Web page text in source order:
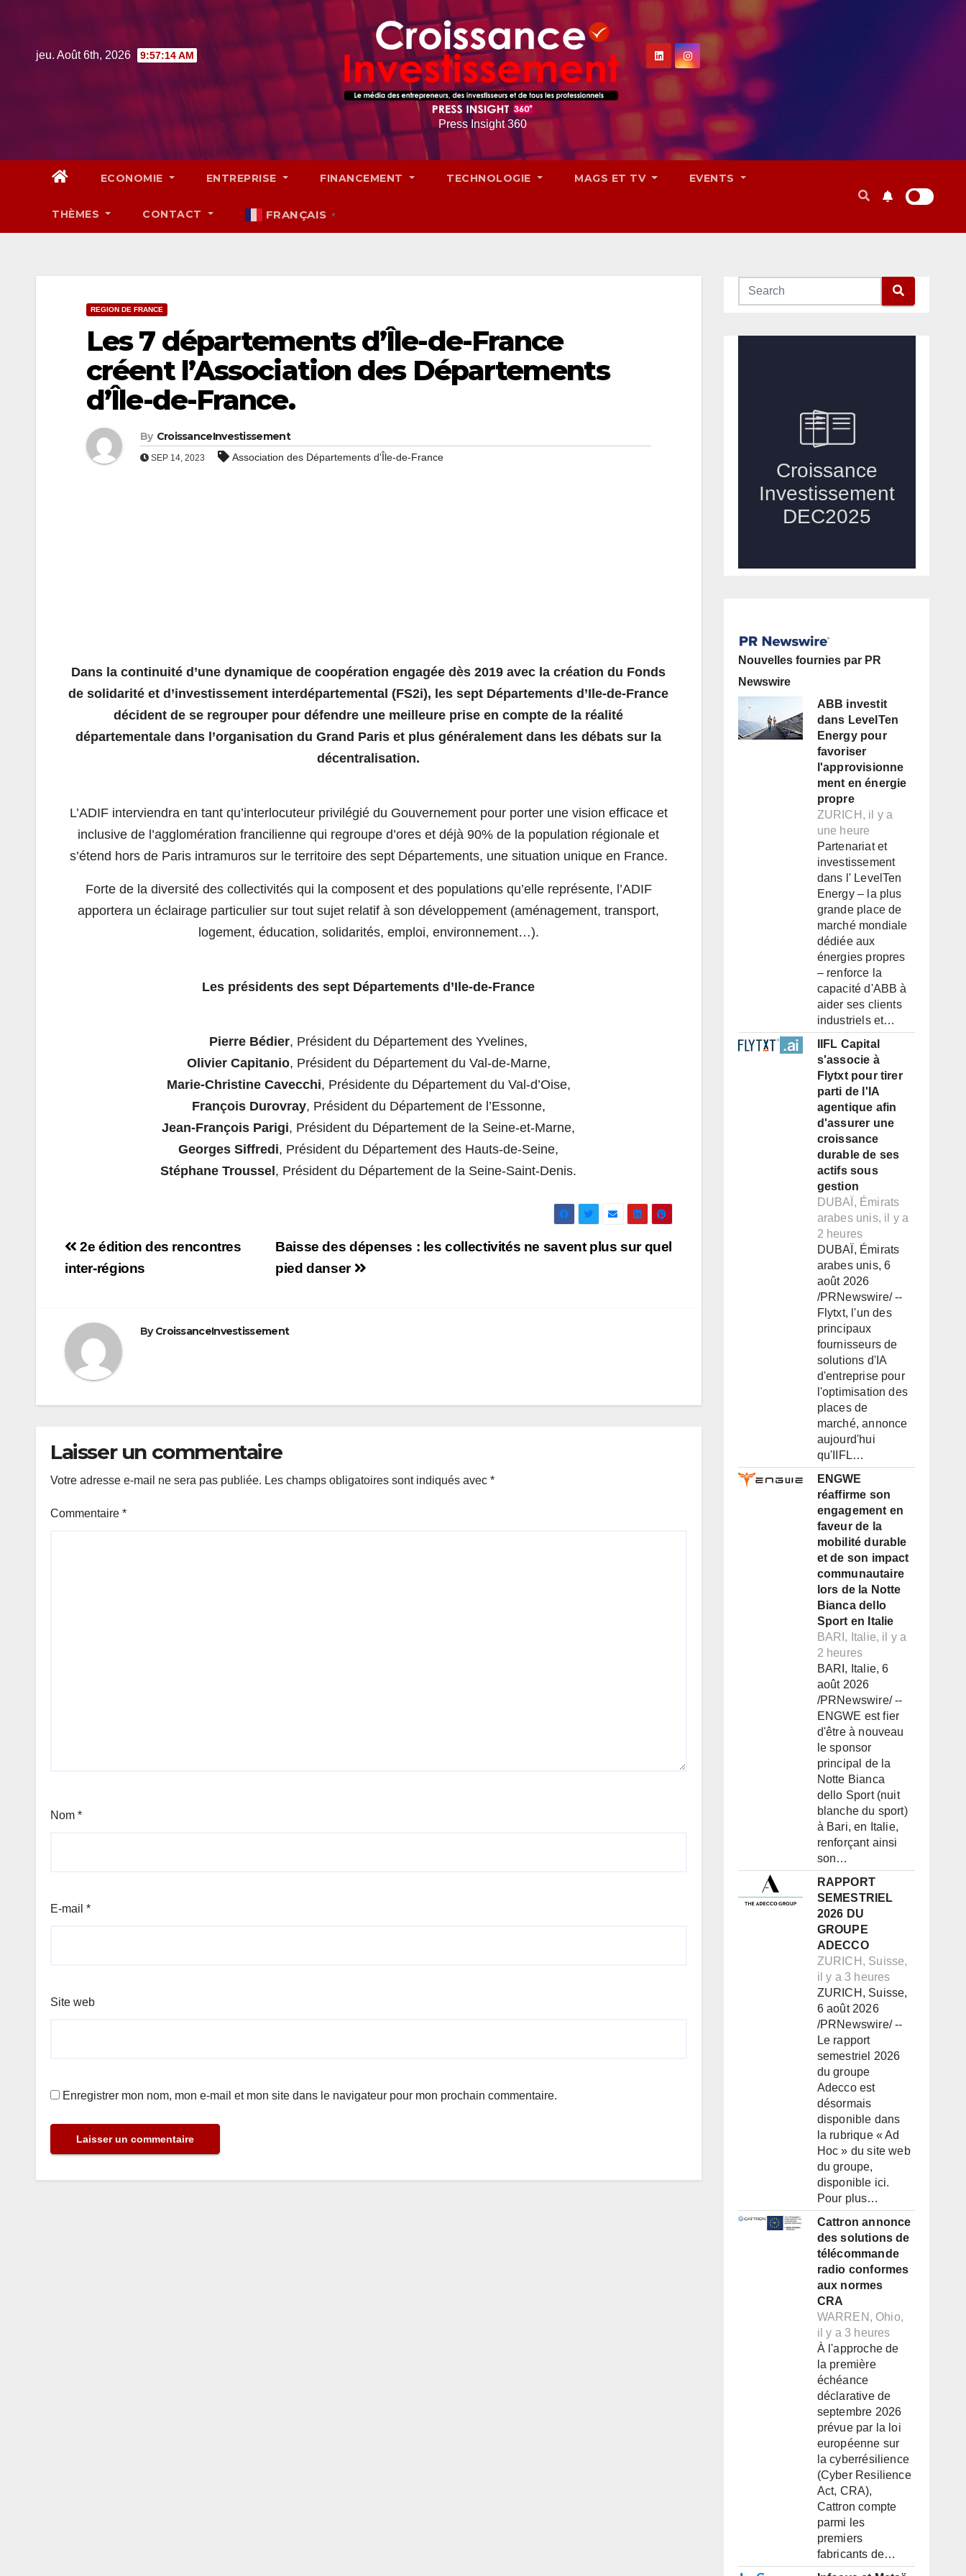
jeu. Août 6th, 2026 9:57:15 AM
Press Insight 360
ECONOMIE ENTREPRISE FINANCEMENT TECHNOLOGIE MAGS ET TV EVENTS
THÈMES CONTACT FRANÇAIS ▼
REGION DE FRANCE
Les 7 départements d’Île-de-France
créent l’Association des Départements
d’Île-de-France.
By CroissanceInvestissement
SEP 14, 2023 Association des Départements d'Île-de-France
Dans la continuité d’une dynamique de coopération engagée dès 2019 avec la création du Fonds
de solidarité et d’investissement interdépartemental (FS2i), les sept Départements d’Ile-de-France
décident de se regrouper pour défendre une meilleure prise en compte de la réalité
départementale dans l’organisation du Grand Paris et plus généralement dans les débats sur la
décentralisation.
L’ADIF interviendra en tant qu’interlocuteur privilégié du Gouvernement pour porter une vision efficace et
inclusive de l’agglomération francilienne qui regroupe d’ores et déjà 90% de la population régionale et
s’étend hors de Paris intramuros sur le territoire des sept Départements, une situation unique en France.
Forte de la diversité des collectivités qui la composent et des populations qu’elle représente, l’ADIF
apportera un éclairage particulier sur tout sujet relatif à son développement (aménagement, transport,
logement, éducation, solidarités, emploi, environnement…).
Les présidents des sept Départements d’Ile-de-France
Pierre Bédier, Président du Département des Yvelines,
Olivier Capitanio, Président du Département du Val-de-Marne,
Marie-Christine Cavecchi, Présidente du Département du Val-d’Oise,
François Durovray, Président du Département de l’Essonne,
Jean-François Parigi, Président du Département de la Seine-et-Marne,
Georges Siffredi, Président du Département des Hauts-de-Seine,
Stéphane Troussel, Président du Département de la Seine-Saint-Denis.
Navigation
de
Baisse des dépenses : les collectivités ne savent plus sur quel
pied danser
2e édition des rencontres
inter-régions
ByCroissanceInvestissement
Laisser un commentaire
Votre adresse e-mail ne sera pas publiée. Les champs obligatoires sont indiqués avec *
Commentaire *
Nom *
E-mail *
Site web
Enregistrer mon nom, mon e-mail et mon site dans le navigateur pour mon prochain commentaire.
Nouvelles fournies par PR
Newswire
ABB investit
dans LevelTen
Energy pour
favoriser
l'approvisionne
ment en énergie
propre
ZURICH, il y a
une heure
Partenariat et
investissement
dans l' LevelTen
Energy – la plus
grande place de
marché mondiale
dédiée aux
énergies propres
– renforce la
capacité d'ABB à
aider ses clients
industriels et…
IIFL Capital
s'associe à
Flytxt pour tirer
parti de l'IA
agentique afin
d'assurer une
croissance
durable de ses
actifs sous
gestion
DUBAÏ, Émirats
arabes unis, il y a
2 heures
DUBAÏ, Émirats
arabes unis, 6
août 2026
/PRNewswire/ --
Flytxt, l'un des
principaux
fournisseurs de
solutions d'IA
d'entreprise pour
l'optimisation des
places de
marché, annonce
aujourd'hui
qu'IIFL…
ENGWE
réaffirme son
engagement en
faveur de la
mobilité durable
et de son impact
communautaire
lors de la Notte
Bianca dello
Sport en Italie
BARI, Italie, il y a
2 heures
BARI, Italie, 6
août 2026
/PRNewswire/ --
ENGWE est fier
d'être à nouveau
le sponsor
principal de la
Notte Bianca
dello Sport (nuit
blanche du sport)
à Bari, en Italie,
renforçant ainsi
son…
RAPPORT
SEMESTRIEL
2026 DU
GROUPE
ADECCO
ZURICH, Suisse,
il y a 3 heures
ZURICH, Suisse,
6 août 2026
/PRNewswire/ --
Le rapport
semestriel 2026
du groupe
Adecco est
désormais
disponible dans
la rubrique « Ad
Hoc » du site web
du groupe,
disponible ici.
Pour plus…
Cattron annonce
des solutions de
télécommande
radio conformes
aux normes
CRA
WARREN, Ohio,
il y a 3 heures
À l'approche de
la première
échéance
déclarative de
septembre 2026
prévue par la loi
européenne sur
la cyberrésilience
(Cyber Resilience
Act, CRA),
Cattron compte
parmi les
premiers
fabricants de…